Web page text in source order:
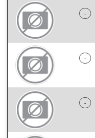
-
-
-